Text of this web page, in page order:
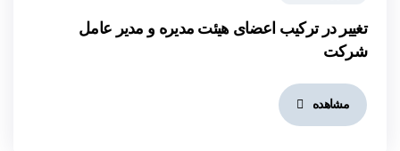
تغییر در ترکیب اعضای هیئت مدیره و مدیر عامل
شرکت
مشاهده